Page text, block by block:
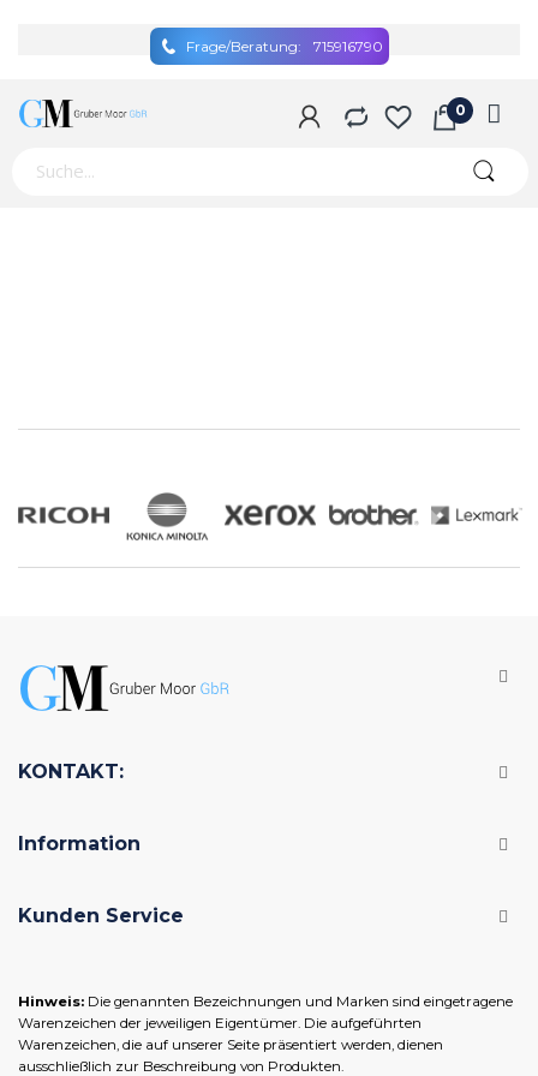
Frage/Beratung: 715916790
KONTAKT:
Information
Kunden Service
Hinweis: Die genannten Bezeichnungen und Marken sind eingetragene
Warenzeichen der jeweiligen Eigentümer. Die aufgeführten
Warenzeichen, die auf unserer Seite präsentiert werden, dienen
ausschließlich zur Beschreibung von Produkten.